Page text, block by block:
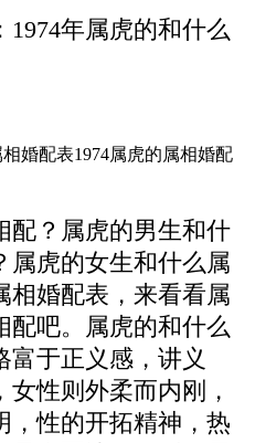
1974年属虎的和什么
婚配表1974属虎的属相婚配
配？属虎的男生和什
属虎的女生和什么属
相婚配表，来看看属
配吧。属虎的和什么
富于正义感，讲义
性则外柔而内刚，
，性的开拓精神，热